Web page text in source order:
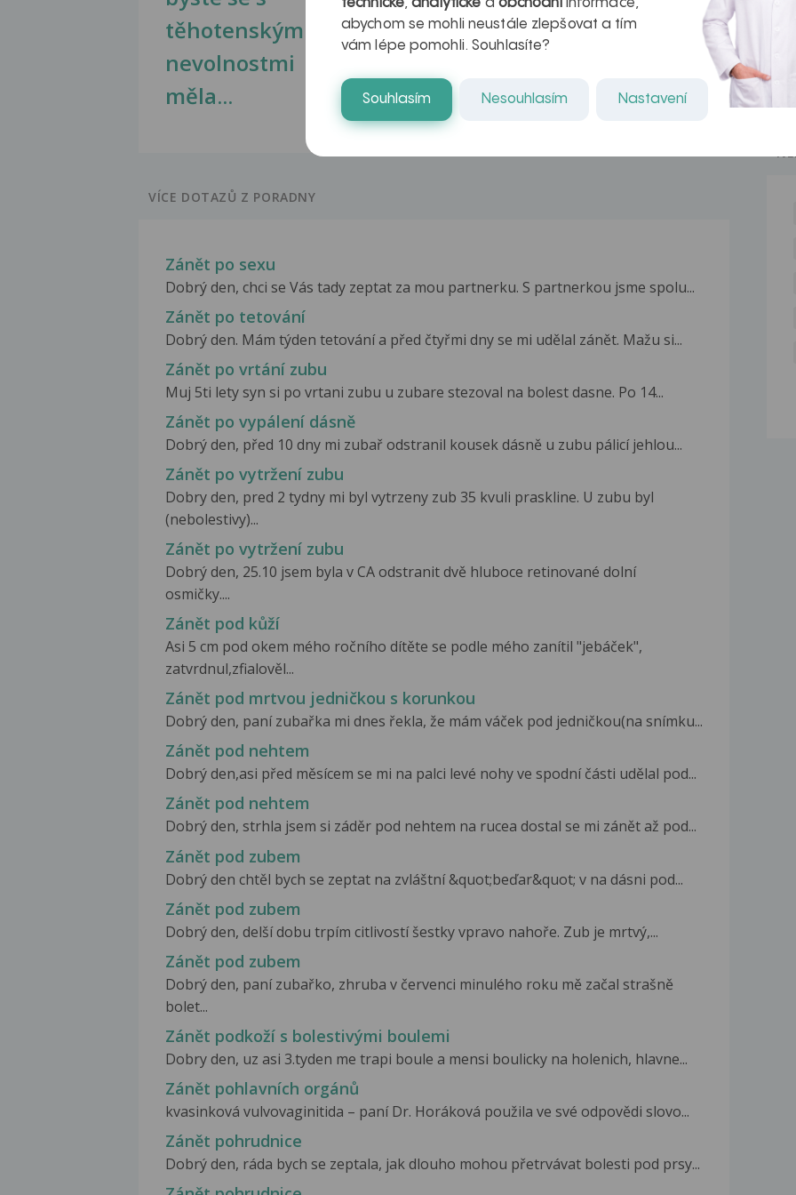
těhotenskými
nevolnostmi
měla...
obrazech
myastenie –
kteří ji...
VÍCE DOTAZŮ Z PORADNY
Zánět po sexu
Dobrý den, chci se Vás tady zeptat za mou partnerku. S partnerkou jsme spolu...
Zánět po tetování
Dobrý den. Mám týden tetování a před čtyřmi dny se mi udělal zánět. Mažu si...
Zánět po vrtání zubu
Muj 5ti lety syn si po vrtani zubu u zubare stezoval na bolest dasne. Po 14...
Zánět po vypálení dásně
Dobrý den, před 10 dny mi zubař odstranil kousek dásně u zubu pálicí jehlou...
Zánět po vytržení zubu
Dobry den, pred 2 tydny mi byl vytrzeny zub 35 kvuli praskline. U zubu byl
(nebolestivy)...
Zánět po vytržení zubu
Dobrý den, 25.10 jsem byla v CA odstranit dvě hluboce retinované dolní
osmičky....
Zánět pod kůží
Asi 5 cm pod okem mého ročního dítěte se podle mého zanítil "jebáček",
zatvrdnul,zfialověl...
Zánět pod mrtvou jedničkou s korunkou
Dobrý den, paní zubařka mi dnes řekla, že mám váček pod jedničkou(na snímku...
Zánět pod nehtem
Dobrý den,asi před měsícem se mi na palci levé nohy ve spodní části udělal pod...
Zánět pod nehtem
Dobrý den, strhla jsem si záděr pod nehtem na rucea dostal se mi zánět až pod...
Zánět pod zubem
Dobrý den chtěl bych se zeptat na zvláštní &quot;beďar&quot; v na dásni pod...
Zánět pod zubem
Dobrý den, delší dobu trpím citlivostí šestky vpravo nahoře. Zub je mrtvý,...
Zánět pod zubem
Dobrý den, paní zubařko, zhruba v červenci minulého roku mě začal strašně
bolet...
Zánět podkoží s bolestivými boulemi
Dobry den, uz asi 3.tyden me trapi boule a mensi boulicky na holenich, hlavne...
Zánět pohlavních orgánů
kvasinková vulvovaginitida – paní Dr. Horáková použila ve své odpovědi slovo...
Zánět pohrudnice
Dobrý den, ráda bych se zeptala, jak dlouho mohou přetrvávat bolesti pod prsy...
technické,analytické a obchodníinformace,
abychom se mohli neustále zlepšovat a tím
vám lépe pomohli. Souhlasíte?
Souhlasím Nesouhlasím Nastavení